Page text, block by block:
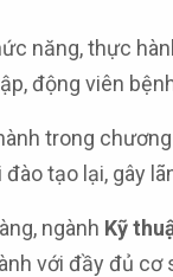
năng, thực
động viên
trong
tạo lại, gây
ngành Kỹ
với đầy đủ